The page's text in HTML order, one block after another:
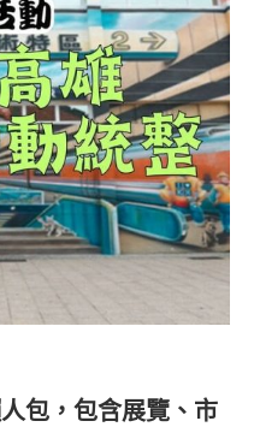
包，包含展覽、市